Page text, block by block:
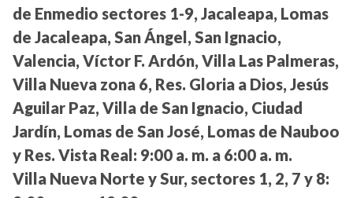
de Enmedio sectores 1-9, Jacaleapa, Lomas
de Jacaleapa, San Ángel, San Ignacio,
Valencia, Víctor F. Ardón, Villa Las Palmeras,
Villa Nueva zona 6, Res. Gloria a Dios, Jesús
Aguilar Paz, Villa de San Ignacio, Ciudad
Jardín, Lomas de San José, Lomas de Nauboo
y Res. Vista Real: 9:00 a. m. a 6:00 a. m.
Villa Nueva Norte y Sur, sectores 1, 2, 7 y 8: